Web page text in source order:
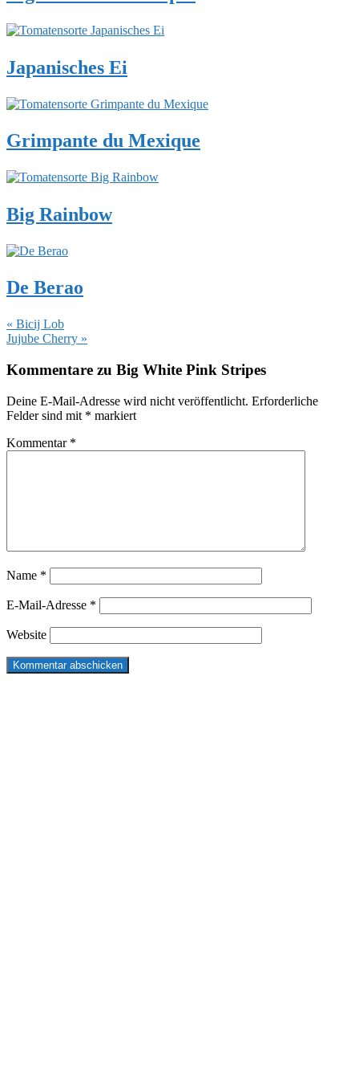
Japanisches Ei
Grimpante du Mexique
Big Rainbow
De Berao
Vorheriger
Beitrag:
« Bicij Lob
Nächster
Jujube Cherry »
Interaktionen
Kommentare zu Big White Pink Stripes
Deine E-Mail-Adresse wird nicht veröffentlicht. Erforderliche
Felder sind mit * markiert
Kommentar *
Name *
E-Mail-Adresse *
Website